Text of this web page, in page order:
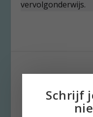
vervolgonderwijs.
Schrijf